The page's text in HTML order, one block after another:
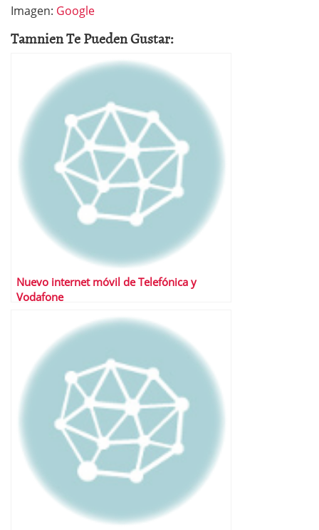
Imagen: Google
Tamnien Te Pueden Gustar:
Nuevo internet móvil de Telefónica y
Vodafone